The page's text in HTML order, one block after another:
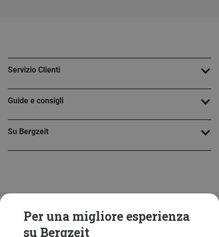
Per una migliore esperienza
su Bergzeit
Servizio Clienti
Guide e consigli
Su Bergzeit